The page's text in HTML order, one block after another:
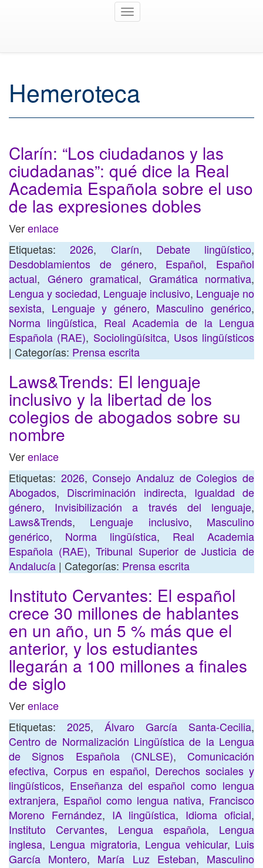
Toggle
Hemeroteca
Clarín: “Los ciudadanos y las
ciudadanas”: qué dice la Real
Academia Española sobre el uso
de las expresiones dobles
Verenlace
Etiquetas:2026, Clarín, Debate lingüístico,
Desdoblamientos de género, Español, Español
actual, Género gramatical, Gramática normativa,
Lengua y sociedad, Lenguaje inclusivo, Lenguaje no
sexista, Lenguaje y género, Masculino genérico,
Norma lingüística, Real Academia de la Lengua
Española (RAE), Sociolingüísitca, Usos lingüísticos
| Categorías: Prensa escrita
Laws&Trends: El lenguaje
inclusivo y la libertad de los
colegios de abogados sobre su
nombre
Verenlace
Etiquetas: 2026,Consejo Andaluz de Colegios de
Abogados, Discriminación indirecta, Igualdad de
género, Invisibilización a través del lenguaje,
Laws&Trends, Lenguaje inclusivo, Masculino
genérico, Norma lingüística, Real Academia
Española (RAE),Tribunal Superior de Justicia de
Andalucía | Categorías: Prensa escrita
Instituto Cervantes: El español
crece 30 millones de hablantes
en un año, un 5 % más que el
anterior, y los estudiantes
llegarán a 100 millones a finales
de siglo
Verenlace
Etiquetas: 2025, Álvaro García Santa-Cecilia,
Centro de Normalización Lingüística de la Lengua
de Signos Española (CNLSE), Comunicación
efectiva, Corpus en español, Derechos sociales y
lingüísticos, Enseñanza del español como lengua
extranjera, Español como lengua nativa, Francisco
Moreno Fernández, IA lingüística, Idioma oficial,
Instituto Cervantes, Lengua española, Lengua
inglesa, Lengua migratoria, Lengua vehicular, Luis
García Montero, María Luz Esteban, Masculino